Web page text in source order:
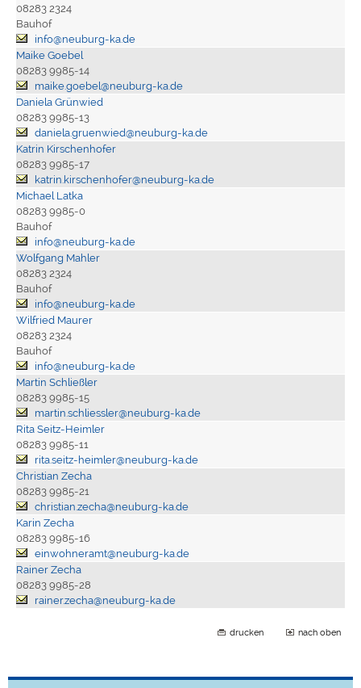
08283 2324
Bauhof
info@neuburg-ka.de
Maike Goebel
08283 9985-14
maike.goebel@neuburg-ka.de
Daniela Grünwied
08283 9985-13
daniela.gruenwied@neuburg-ka.de
Katrin Kirschenhofer
08283 9985-17
katrin.kirschenhofer@neuburg-ka.de
Michael Latka
08283 9985-0
Bauhof
info@neuburg-ka.de
Wolfgang Mahler
08283 2324
Bauhof
info@neuburg-ka.de
Wilfried Maurer
08283 2324
Bauhof
info@neuburg-ka.de
Martin Schließler
08283 9985-15
martin.schliessler@neuburg-ka.de
Rita Seitz-Heimler
08283 9985-11
rita.seitz-heimler@neuburg-ka.de
Christian Zecha
08283 9985-21
christian.zecha@neuburg-ka.de
Karin Zecha
08283 9985-16
einwohneramt@neuburg-ka.de
Rainer Zecha
08283 9985-28
rainer.zecha@neuburg-ka.de
drucken nach oben